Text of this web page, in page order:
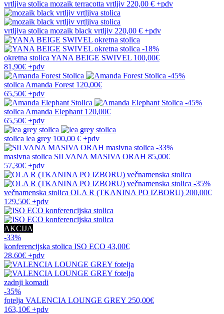
vrtljiva stolica mozaik terracotta vrtljiv 220,00 € +pdv
vrtljiva stolica mozaik black vrtljiv 220,00 € +pdv
-18%
okretna stolica YANA BEIGE SWIVEL 100,00€
81,90€ +pdv
-45%
stolica Amanda Forest 120,00€
65,50€ +pdv
-45%
stolica Amanda Elephant 120,00€
65,50€ +pdv
stolica lea grey 100,00 € +pdv
-33%
masivna stolica SILVANA MASIVA ORAH 85,00€
57,30€ +pdv
-35%
večnamenska stolica OLA R (TKANINA PO IZBORU) 200,00€
129,50€ +pdv
AKCIJA
-33%
konferencijska stolica ISO ECO 43,00€
28,60€ +pdv
zadnji komadi
-35%
fotelja VALENCIA LOUNGE GREY 250,00€
163,10€ +pdv